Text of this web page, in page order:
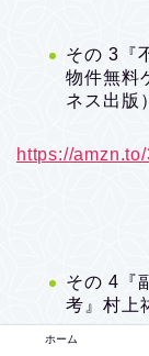
その 3『
物件無料
ネス出版）
https://
その 4『
考』村上
ホーム